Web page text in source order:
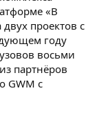
«В
двух проектов с
году
восьми
партнёров
GWM с